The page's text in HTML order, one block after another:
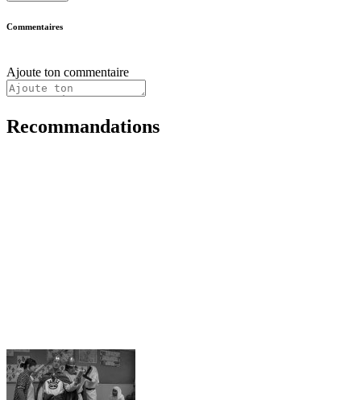
Commentaires
Ajoute ton commentaire
Recommandations